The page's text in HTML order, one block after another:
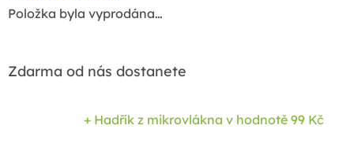
Položka byla vyprodána…
Zdarma od nás dostanete
+ Hadřík z mikrovlákna v hodnotě 99 Kč